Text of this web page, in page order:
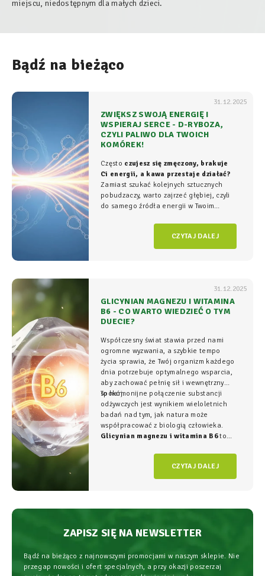
miejscu, niedostępnym dla małych dzieci.
Bądź na bieżąco
31.12.2025
ZWIĘKSZ SWOJĄ ENERGIĘ I
WSPIERAJ SERCE - D-RYBOZA,
CZYLI PALIWO DLA TWOICH
KOMÓREK!
Często czujesz się zmęczony, brakuje
Ci energii, a kawa przestaje działać?
Zamiast szukać kolejnych sztucznych
pobudzaczy, warto zajrzeć głębiej, czyli
do samego źródła energii w Twoim
komórkowym rozgrywa się cała
CZYTAJ DALEJ
31.12.2025
GLICYNIAN MAGNEZU I WITAMINA
B6 - CO WARTO WIEDZIEĆ O TYM
DUECIE?
Współczesny świat stawia przed nami
ogromne wyzwania, a szybkie tempo
życia sprawia, że Twój organizm każdego
dnia potrzebuje optymalnego wsparcia,
aby zachować pełnię sił i wewnętrzny
spokój.
To harmonijne połączenie substancji
odżywczych jest wynikiem wieloletnich
badań nad tym, jak natura może
współpracować z biologią człowieka.
Glicynian magnezu i witamina B6to
fundament świadomego wspierania
organizmu, łączący wysoką skuteczność z
najwyższym bezpieczeństwem
CZYTAJ DALEJ
ZAPISZ SIĘ NA NEWSLETTER
Bądź na bieżąco z najnowszymi promocjami w naszym sklepie. Nie
przegap nowości i ofert specjalnych, a przy okazji poszerzaj